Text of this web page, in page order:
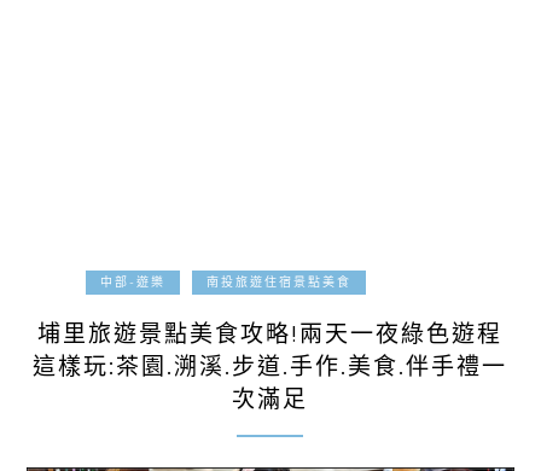
中部-遊樂 南投旅遊住宿景點美食
埔里旅遊景點美食攻略!兩天一夜綠色遊程
這樣玩:茶園.溯溪.步道.手作.美食.伴手禮一
次滿足